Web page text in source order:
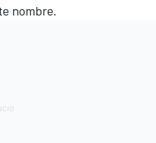
nombre.